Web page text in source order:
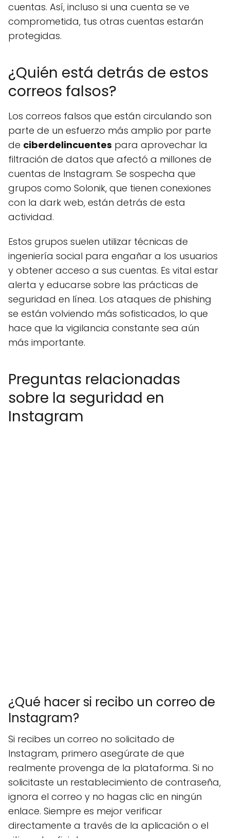
cuentas. Así, incluso si una cuenta se ve
comprometida, tus otras cuentas estarán
protegidas.
¿Quién está detrás de estos
correos falsos?
Los correos falsos que están circulando son
parte de un esfuerzo más amplio por parte
de ciberdelincuentes para aprovechar la
filtración de datos que afectó a millones de
cuentas de Instagram. Se sospecha que
grupos como Solonik, que tienen conexiones
con la dark web, están detrás de esta
actividad.
Estos grupos suelen utilizar técnicas de
ingeniería social para engañar a los usuarios
y obtener acceso a sus cuentas. Es vital estar
alerta y educarse sobre las prácticas de
seguridad en línea. Los ataques de phishing
se están volviendo más sofisticados, lo que
hace que la vigilancia constante sea aún
más importante.
Preguntas relacionadas
sobre la seguridad en
Instagram
¿Qué hacer si recibo un correo de
Instagram?
Si recibes un correo no solicitado de
Instagram, primero asegúrate de que
realmente provenga de la plataforma. Si no
solicitaste un restablecimiento de contraseña,
ignora el correo y no hagas clic en ningún
enlace. Siempre es mejor verificar
directamente a través de la aplicación o el